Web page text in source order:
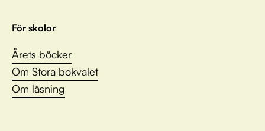
För skolor
Årets böcker
Om Stora bokvalet
Om läsning